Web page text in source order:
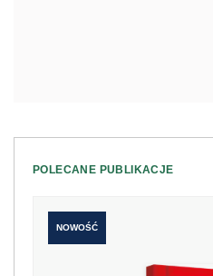
POLECANE PUBLIKACJE
NOWOŚĆ